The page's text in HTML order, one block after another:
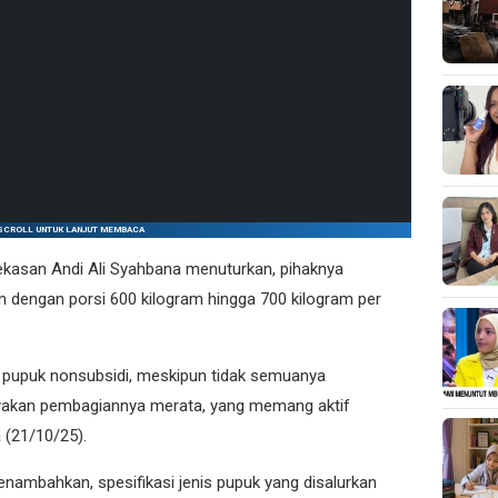
UNTUK LANJUT MEMBACA
Andi Ali Syahbana menuturkan, pihaknya
dengan porsi 600 kilogram hingga 700 kilogram per
nonsubsidi, meskipun tidak semuanya
pembagiannya merata, yang memang aktif
(21/10/25).
spesifikasi jenis pupuk yang disalurkan